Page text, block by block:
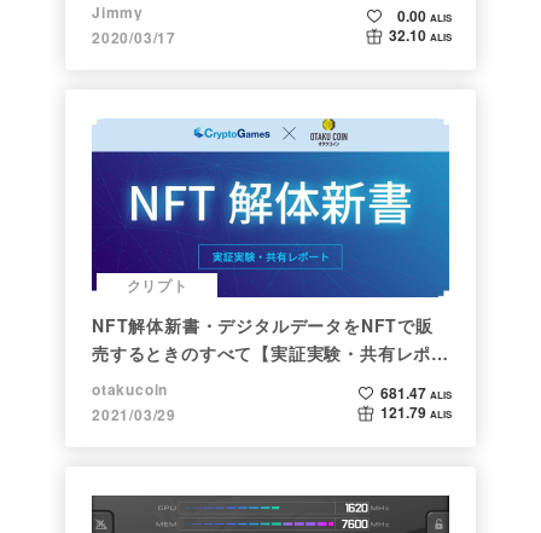
Jimmy
2020/03/17
0.00 ALIS
32.10 ALIS
クリプト
NFT解体新書・デジタルデータをNFTで販
売するときのすべて【実証実験・共有レポー
ト】
otakucoin
2021/03/29
681.47 ALIS
121.79 ALIS